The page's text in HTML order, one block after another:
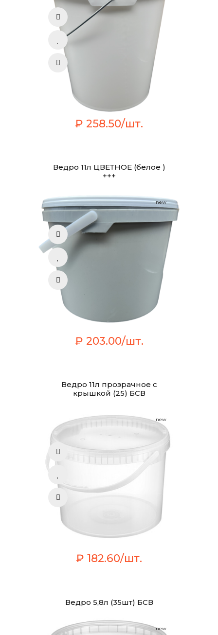
₽ 258.50/шт.
Ведро 11л ЦВЕТНОЕ (белое )
+++
new
₽ 203.00/шт.
Ведро 11л прозрачное с
крышкой (25) БСВ
new
₽ 182.60/шт.
Ведро 5,8л (35шт) БСВ
new